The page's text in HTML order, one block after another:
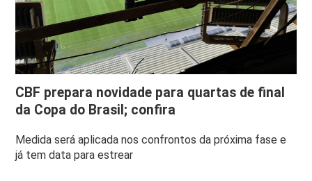
CBF prepara novidade para quartas de final
da Copa do Brasil; confira
Medida será aplicada nos confrontos da próxima fase e
já tem data para estrear